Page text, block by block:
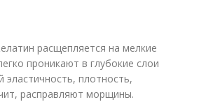
расщепляется на мелкие
проникают в глубокие слои
плотность,
расправляют морщины.